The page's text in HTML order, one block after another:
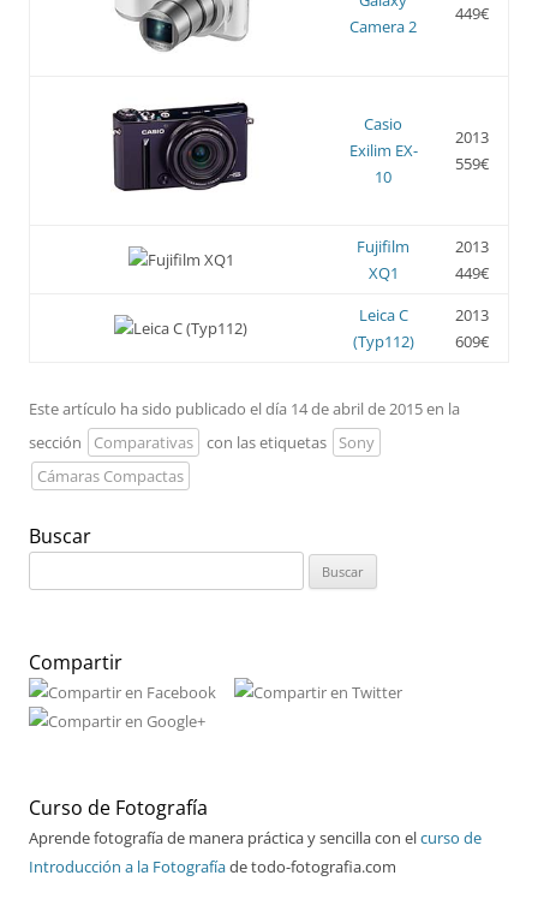
Camera 2
449€
Casio
Exilim EX-
10
2013
559€
Fujifilm
XQ1
2013
449€
Leica C
(Typ112)
2013
609€
Este artículo ha sido publicado el día 14 de abril de 2015 en la
sección
Comparativas con las etiquetas
Sony
Cámaras Compactas
Buscar
Compartir
Curso de Fotografía
Aprende fotografía de manera práctica y sencilla con elcurso de
Introducción a la Fotografíade todo-fotografia.com